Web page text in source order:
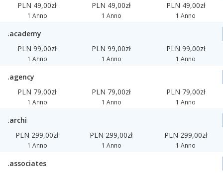
PLN 49,00zł
1 Anno
PLN 49,00zł
1 Anno
PLN 49,00zł
1 Anno
.academy
PLN 99,00zł
1 Anno
PLN 99,00zł
1 Anno
PLN 99,00zł
1 Anno
.agency
PLN 79,00zł
1 Anno
PLN 79,00zł
1 Anno
PLN 79,00zł
1 Anno
.archi
PLN 299,00zł
1 Anno
PLN 299,00zł
1 Anno
PLN 299,00zł
1 Anno
.associates